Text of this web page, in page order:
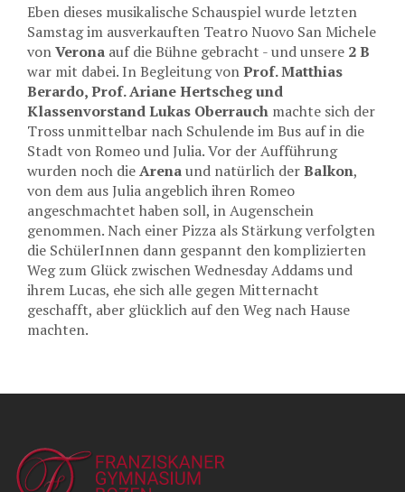
Eben dieses musikalische Schauspiel wurde letzten
Samstag im ausverkauften Teatro Nuovo San Michele
vonVerona auf die Bühne gebracht - und unsere 2 B
war mit dabei. In Begleitung vonProf. Matthias
Berardo, Prof. Ariane Hertscheg und
Klassenvorstand Lukas Oberrauch machte sich der
Tross unmittelbar nach Schulende im Bus auf in die
Stadt von Romeo und Julia. Vor der Aufführung
wurden noch dieArenaund natürlich derBalkon,
von dem aus Julia angeblich ihren Romeo
angeschmachtet haben soll, in Augenschein
genommen. Nach einer Pizza als Stärkung verfolgten
die SchülerInnen dann gespannt den komplizierten
Weg zum Glück zwischen Wednesday Addams und
ihrem Lucas, ehe sich alle gegen Mitternacht
geschafft, aber glücklich auf den Weg nach Hause
machten.